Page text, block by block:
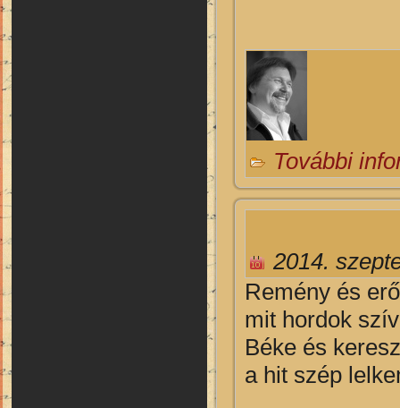
További
2014.
Remény és
mit hordok
Béke és
a hit szép